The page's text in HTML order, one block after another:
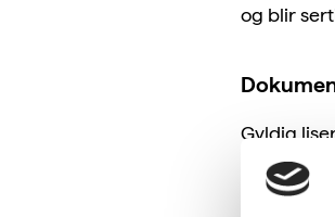
og blir
Gyldig
også